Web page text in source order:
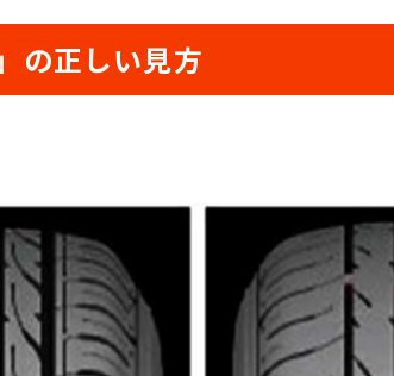
の正しい見方